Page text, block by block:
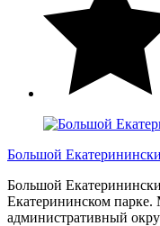
Большой
Большой
Екатерининском
административный